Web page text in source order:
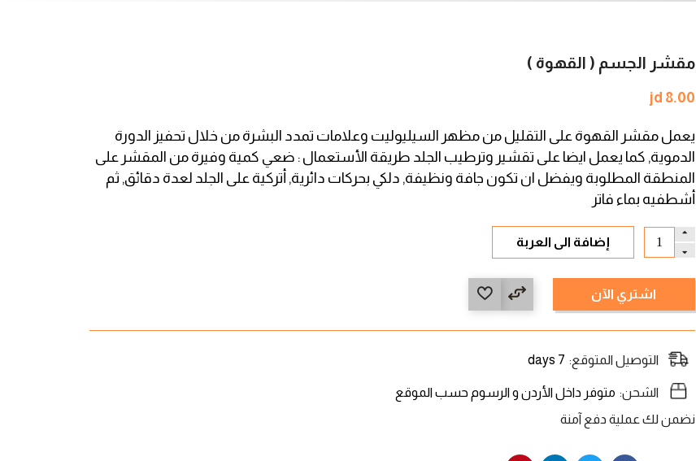
مقشر الجسم ( القهوة )
jd 8.00
يعمل مقشر القهوة على التقليل من مظهر السيليوليت وعلامات تمدد البشرة من خلال تحفيز الدورة
الدموية, كما يعمل ايضا على تقشير وترطيب الجلد طريقة الأستعمال : ضعي كمية وفيرة من المقشر على
المنطقة المطلوبة ويفضل ان تكون جافة ونظيفة, دلكي بحركات دائرية, أتركية على الجلد لعدة دقائق, ثم
أشطفيه بماء فاتر
إضافة الى العربة
اشتري الآن
التوصيل المتوقع: 7 days
الشحن: متوفر داخل الأردن و الرسوم حسب الموقع
نضمن لك عملية دفع آمنة